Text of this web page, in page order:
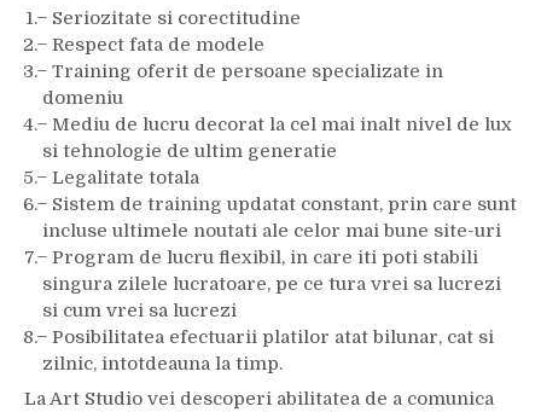
̶ Seriozitate si corectitudine
̶ Respect fata de modele
̶ Training oferit de persoane specializate in
domeniu
̶ Mediu de lucru decorat la cel mai inalt nivel de lux
si tehnologie de ultim generatie
̶ Legalitate totala
̶ Sistem de training updatat constant, prin care sunt
incluse ultimele noutati ale celor mai bune site-uri
̶ Program de lucru flexibil, in care iti poti stabili
singura zilele lucratoare, pe ce tura vrei sa lucrezi
si cum vrei sa lucrezi
̶ Posibilitatea efectuarii platilor atat bilunar, cat si
zilnic, intotdeauna la timp.
La Art Studio vei descoperi abilitatea de a comunica